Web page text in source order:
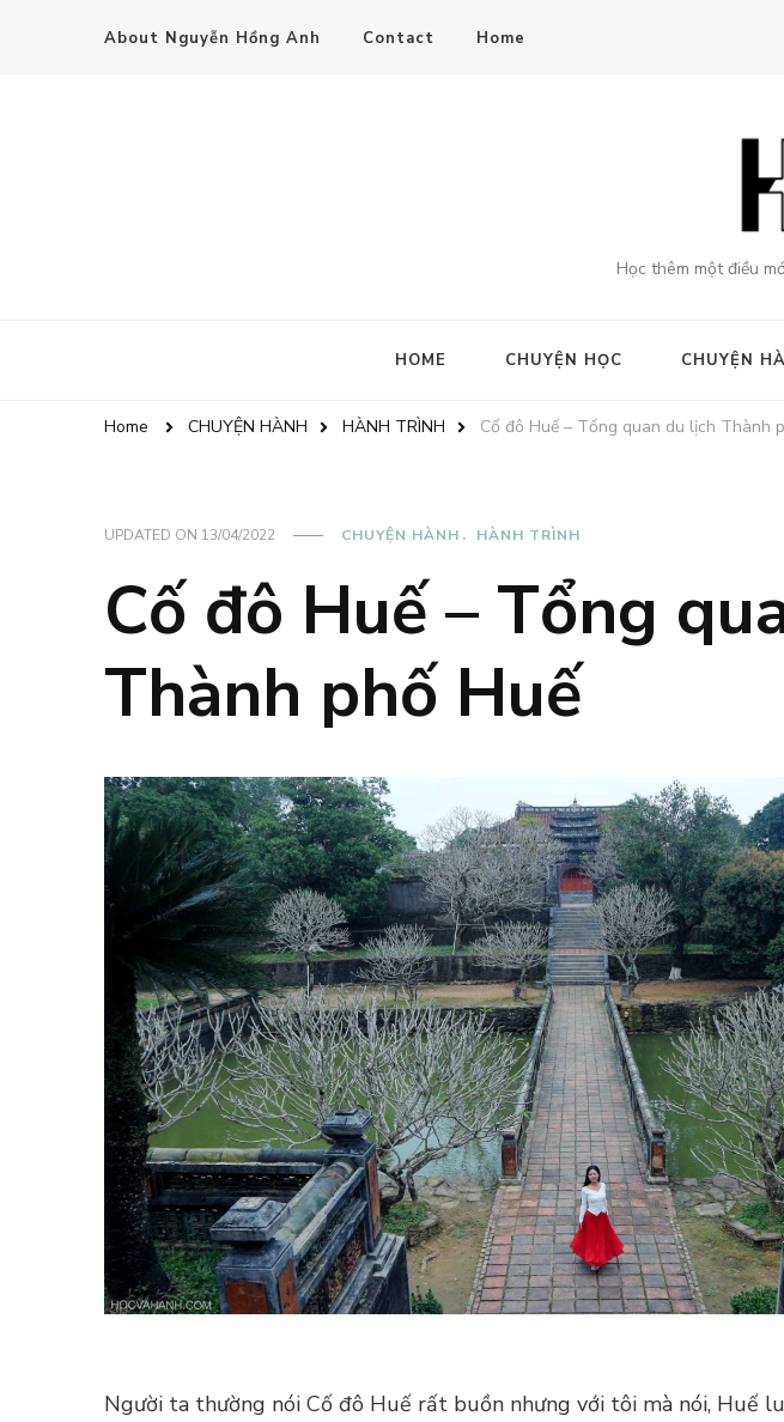
About Nguyễn Hồng Anh Contact Home
Học thêm một điều
HOME CHUYỆN HỌC CHUYỆN
Home CHUYỆN HÀNH HÀNH TRÌNH Cố đô Huế – Tổng quan du lịch Thành
UPDATED ON 13/04/2022 CHUYỆN HÀNH HÀNH TRÌNH
Cố đô Huế – Tổng
Thành phố Huế
Người ta thường nói Cố đô Huế rất buồn nhưng với tôi mà nói, Huế